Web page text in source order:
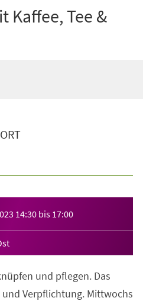
Kaffee, Tee &
14:30 bis 17:00
und pflegen. Das
Verpflichtung. Mittwochs